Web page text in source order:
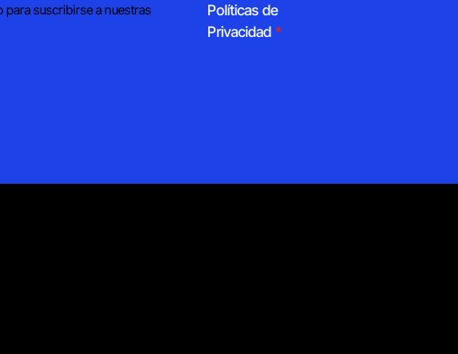
para suscribirse a nuestras
Políticas de
Privacidad *